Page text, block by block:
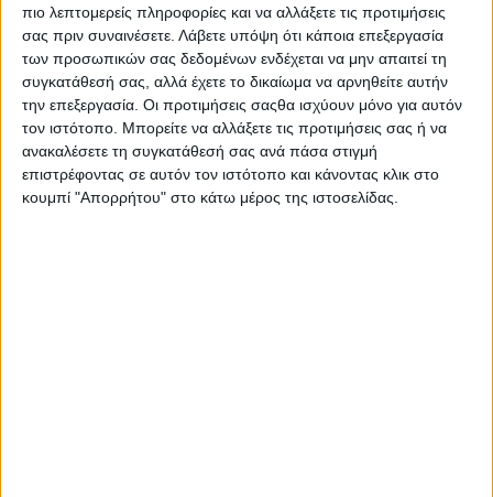
πιο λεπτομερείς πληροφορίες και να αλλάξετε τις προτιμήσεις
σας πριν συναινέσετε. Λάβετε υπόψη ότι κάποια επεξεργασία
των προσωπικών σας δεδομένων ενδέχεται να μην απαιτεί τη
συγκατάθεσή σας, αλλά έχετε το δικαίωμα να αρνηθείτε αυτήν
την επεξεργασία. Οι προτιμήσεις σαςθα ισχύουν μόνο για αυτόν
τον ιστότοπο. Μπορείτε να αλλάξετε τις προτιμήσεις σας ή να
ανακαλέσετε τη συγκατάθεσή σας ανά πάσα στιγμή
επιστρέφοντας σε αυτόν τον ιστότοπο και κάνοντας κλικ στο
κουμπί "Απορρήτου" στο κάτω μέρος της ιστοσελίδας.
Στις ρυθμιζόμενες αναρτήσεις της Performance
βρίσκουμε ανεστραμμένο πιρούνι και μονό πίσω
αμορτισέρ από τηνKYB,ενώ στα φρένα ακτινικές
τετραπίστονες δαγκάνες μπροστά (διπίστονες
συμβατικές στην απλή έκδοση), και δίσκους-
μαργαρίτες300 mm. Ενώ τώρα η απλή έκδοση έχει
LCDοθόνη, ηPerformanceέχει έγχρωμηTFT.